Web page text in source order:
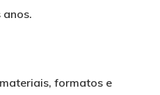
formatos e